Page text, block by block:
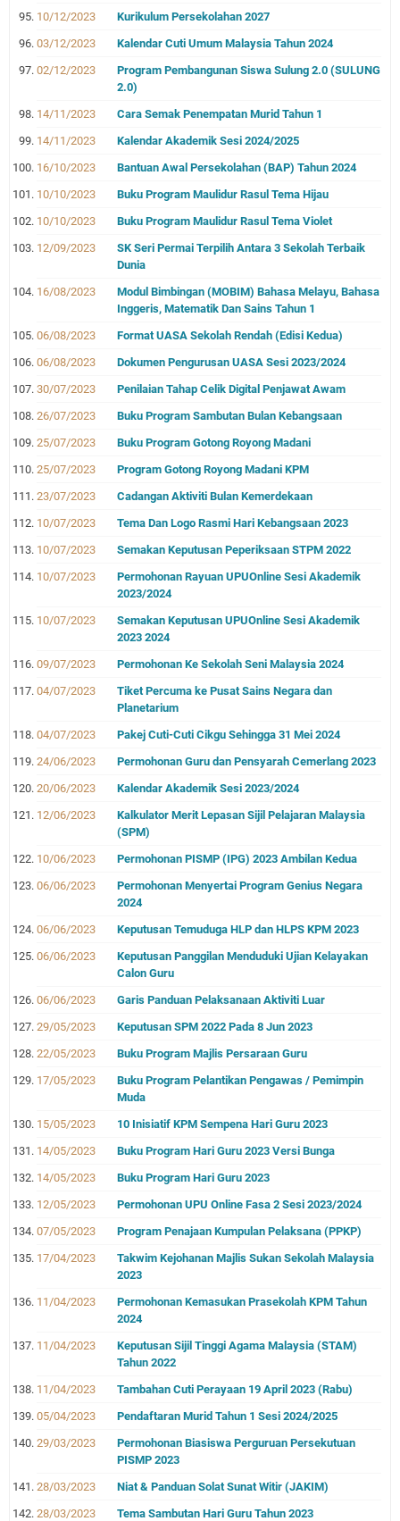
10/12/2023
Kurikulum Persekolahan 2027
03/12/2023
Kalendar Cuti Umum Malaysia Tahun 2024
02/12/2023
Program Pembangunan Siswa Sulung 2.0 (SULUNG
2.0)
14/11/2023
Cara Semak Penempatan Murid Tahun 1
14/11/2023
Kalendar Akademik Sesi 2024/2025
16/10/2023
Bantuan Awal Persekolahan (BAP) Tahun 2024
10/10/2023
Buku Program Maulidur Rasul Tema Hijau
10/10/2023
Buku Program Maulidur Rasul Tema Violet
12/09/2023
SK Seri Permai Terpilih Antara 3 Sekolah Terbaik
Dunia
16/08/2023
Modul Bimbingan (MOBIM) Bahasa Melayu, Bahasa
Inggeris, Matematik Dan Sains Tahun 1
06/08/2023
Format UASA Sekolah Rendah (Edisi Kedua)
06/08/2023
Dokumen Pengurusan UASA Sesi 2023/2024
30/07/2023
Penilaian Tahap Celik Digital Penjawat Awam
26/07/2023
Buku Program Sambutan Bulan Kebangsaan
25/07/2023
Buku Program Gotong Royong Madani
25/07/2023
Program Gotong Royong Madani KPM
23/07/2023
Cadangan Aktiviti Bulan Kemerdekaan
10/07/2023
Tema Dan Logo Rasmi Hari Kebangsaan 2023
10/07/2023
Semakan Keputusan Peperiksaan STPM 2022
10/07/2023
Permohonan Rayuan UPUOnline Sesi Akademik
2023/2024
10/07/2023
Semakan Keputusan UPUOnline Sesi Akademik
2023 2024
09/07/2023
Permohonan Ke Sekolah Seni Malaysia 2024
04/07/2023
Tiket Percuma ke Pusat Sains Negara dan
Planetarium
04/07/2023
Pakej Cuti-Cuti Cikgu Sehingga 31 Mei 2024
24/06/2023
Permohonan Guru dan Pensyarah Cemerlang 2023
20/06/2023
Kalendar Akademik Sesi 2023/2024
12/06/2023
Kalkulator Merit Lepasan Sijil Pelajaran Malaysia
(SPM)
10/06/2023
Permohonan PISMP (IPG) 2023 Ambilan Kedua
06/06/2023
Permohonan Menyertai Program Genius Negara
2024
06/06/2023
Keputusan Temuduga HLP dan HLPS KPM 2023
06/06/2023
Keputusan Panggilan Menduduki Ujian Kelayakan
Calon Guru
06/06/2023
Garis Panduan Pelaksanaan Aktiviti Luar
29/05/2023
Keputusan SPM 2022 Pada 8 Jun 2023
22/05/2023
Buku Program Majlis Persaraan Guru
17/05/2023
Buku Program Pelantikan Pengawas / Pemimpin
Muda
15/05/2023
10 Inisiatif KPM Sempena Hari Guru 2023
14/05/2023
Buku Program Hari Guru 2023 Versi Bunga
14/05/2023
Buku Program Hari Guru 2023
12/05/2023
Permohonan UPU Online Fasa 2 Sesi 2023/2024
07/05/2023
Program Penajaan Kumpulan Pelaksana (PPKP)
17/04/2023
Takwim Kejohanan Majlis Sukan Sekolah Malaysia
2023
11/04/2023
Permohonan Kemasukan Prasekolah KPM Tahun
2024
11/04/2023
Keputusan Sijil Tinggi Agama Malaysia (STAM)
Tahun 2022
11/04/2023
Tambahan Cuti Perayaan 19 April 2023 (Rabu)
05/04/2023
Pendaftaran Murid Tahun 1 Sesi 2024/2025
29/03/2023
Permohonan Biasiswa Perguruan Persekutuan
PISMP 2023
28/03/2023
Niat & Panduan Solat Sunat Witir (JAKIM)
28/03/2023
Tema Sambutan Hari Guru Tahun 2023